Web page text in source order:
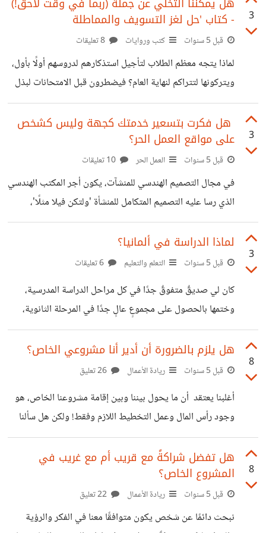
حقًا مَنْ كتبت أو شاركت مثل هذا؟ أم لعله شخص آخر؟*
وجدتني أنشر منشورات أقرب إلى الهراء؛ من مواضيع سطحية أو
نكت أقرب إلى السخف ولا تُضحكني الآن! وليس ما سبق كل
المشكلة،
3 - كتاب 'حل لغز التسويف والمماطلة
قبل 5 سنوات كتب وروايات
لماذا يتجه معظم الطلاب لتأجيل استذكارهم لدروسهم أولًا بأول،
ويتركونها لتتراكم لنهاية العام؟ فيضطرون قبل الامتحانات لبذل
أضعاف المجهود الذي كانوا لن يبذلوا ربعه لو كانوا بدأوا في
توقيت باكر، تابعونا لنعرف السر والتحليل المنطقي. إن معنى
التسويف بشكل مختصر، أنه *تأجيل غير مبرر* لعمل مهم،
ويترتب على هذا التأجيل أضرار على الفرد. ولكن لِمَ نسوِّفُ
ونأجل من أعمالنا المهمة؟ إن الأمر يرجع لسببين: - الأول هو
*"عدم وجود عائد فوري"*: فإننا بطبيعتنا نميل لتسويف وتأخير
3
هل فكرت بتسعير خدمتك كجهة وليس كشخص
على مواقع العمل الحر؟
قبل 5 سنوات العمل الحر
في مجال التصميم الهندسي للمنشآت، يكون أجر المكتب الهندسي
الذي رسا عليه التصميم المتكامل للمنشأة 'ولتكن فيلا مثلًا'،
يقترب من *٢٠ ألف دولار!* ويعني التصميم المتكامل أربعة
أشياء، التصميم المعماري والتصميم الداخلي 'الأثاث' والتصميم
الإنشائي والتصميم الكهروميكانيكي، فإذا اعتبرنا -للتسهيل- أن
الواحد يساوي (٢٠/٤)، أي *خمسة آلاف دولار*، فهل نجد ربع هذا
الرقم بمواقع العمل الحر؟ إن قلة سعر المستقلين عن أسعار
المنظمات المتخصصة، لهو أمر طبيعي منطقي بلا شك؛ إذ
3
لماذا الدراسة في ألمانيا؟
قبل 5 سنوات التعلم والتعليم
كان لي صديقٌ متفوقٌ جدًا في كل مراحل الدراسة المدرسية،
وختمها بالحصول على مجموعٍ عالٍ جدًا في المرحلة الثانوية،
حتى أنه يفوق الحد الأدنى المطلوب للالتحاق بكلية الهندسة.
ولكن عندما دخل الكلية صُدِمَ من أمور كثيرة تتعلق بجودة
التعليم ومستواه الذي كان يأمله، فأخذ يبحث عن السفر خارجًا،
التخصصية هي الأساس، وليس القطفُ من كل بستان زهرة!
تُسمى السنة الأولى لهندسة، ب'السنة الإعدادية'، وهي ببلدنا
تحوي كمًا هائلًا من المواد، وذلك
8
هل يلزم بالضرورة أن أدير أنا مشروعي الخاص؟
قبل 5 سنوات ريادة الأعمال
أغلبنا يعتقد أن ما يحول بيننا وبين إقامة مشروعنا الخاص، هو
وجود رأس المال وعمل التخطيط اللازم وفقط! ولكن هل سألنا
أنفسنا، *هل أنا أصلح لإدارة مشروعي الخاص؟* *هل أمتلك من
المقوّمات الشخصية التي تؤدي لقيادة ناجحة؟* *هل أنا متحصل
على الكفاءة والخبرة اللازمتين؟* بالإجابة على مثل هؤلاء
الأسئلة، يصل المرء لأحد القراريْن، إما أن يدير مشروعه الخاص
به، أو أن يُسنده لآخر. ولكن *هل من الممكن أن أترك مشروعي
8
هل تفضل شراكةً مع قريب أم مع غريب في
المشروع الخاص؟
قبل 5 سنوات ريادة الأعمال
نبحث دائمًا عن شخص يكون متوافقًا معنا في الفكر والرؤية